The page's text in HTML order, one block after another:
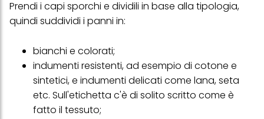
Prendi i capi sporchi e dividili in base alla tipologia,
quindi suddividi i panni in:
bianchi e colorati;
indumenti resistenti, ad esempio di cotone e
sintetici, e indumenti delicati come lana, seta
etc. Sull'etichetta c'è di solito scritto come è
fatto il tessuto;